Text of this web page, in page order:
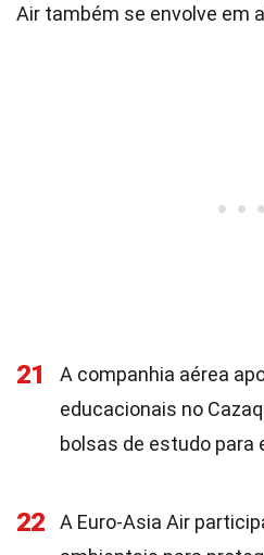
Air também se envolve em
21
A companhia aérea
educacionais no
bolsas de estudo para
22
A Euro-Asia Air